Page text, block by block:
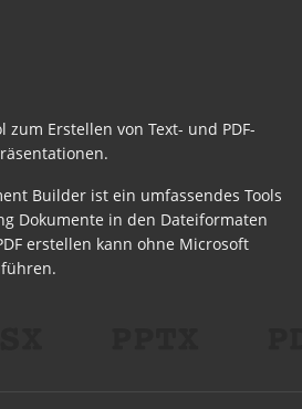
zum Erstellen von Text- und PDF-
Builder ist ein umfassendes Tools
Dokumente in den Dateiformaten
PDF erstellen kann ohne Microsoft